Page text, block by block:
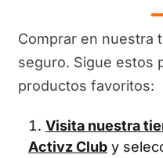
Comprar en nuestra
seguro. Sigue estos
productos favoritos:
Visita nuestra
Activz Club y